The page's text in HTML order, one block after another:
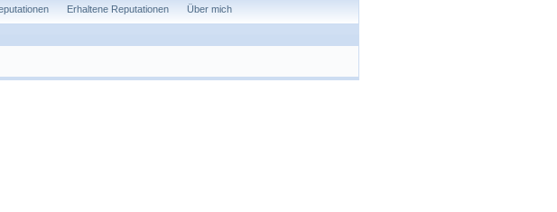
Erhaltene Reputationen Über mich